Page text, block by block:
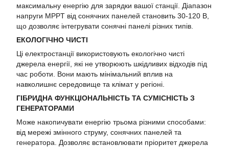
максимальну енергію для зарядки вашої станції. Діапазон
напруги MPPT від сонячних панелей становить 30-120 В,
що дозволяє інтегрувати сонячні панелі різних типів.
ЕКОЛОГІЧНО ЧИСТІ
Ці електростанції використовують екологічно чисті
джерела енергії, які не утворюють шкідливих відходів під
час роботи. Вони мають мінімальний вплив на
навколишнє середовище та клімат у регіоні.
ГІБРИДНА ФУНКЦІОНАЛЬНІСТЬ ТА СУМІСНІСТЬ З
ГЕНЕРАТОРАМИ
Може накопичувати енергію трьома різними способами:
від мережі змінного струму, сонячних панелей та
генератора. Дозволяє встановлювати пріоритет джерела